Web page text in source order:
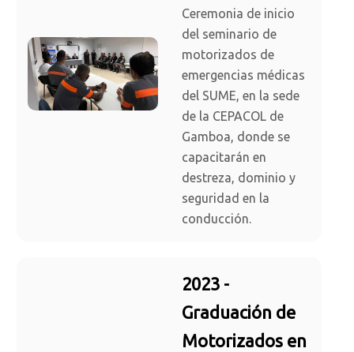
Ceremonia de inicio
del seminario de
motorizados de
emergencias médicas
del SUME, en la sede
de la CEPACOL de
Gamboa, donde se
capacitarán en
destreza, dominio y
seguridad en la
conducción.
2023 -
Graduación de
Motorizados en